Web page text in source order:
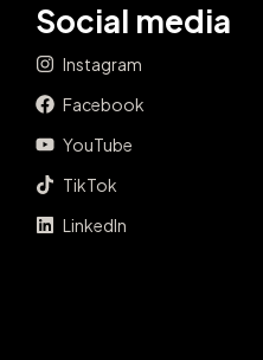
Social media
Instagram
Facebook
YouTube
TikTok
LinkedIn